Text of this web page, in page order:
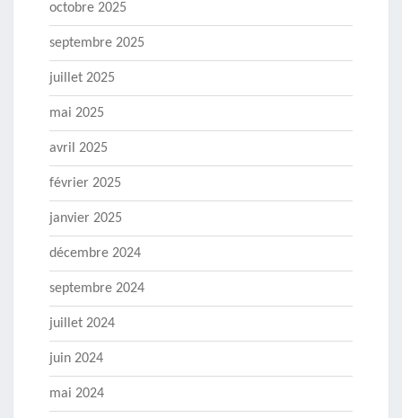
octobre 2025
septembre 2025
juillet 2025
mai 2025
avril 2025
février 2025
janvier 2025
décembre 2024
septembre 2024
juillet 2024
juin 2024
mai 2024